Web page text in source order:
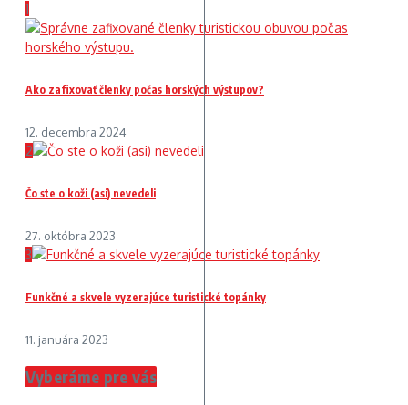
1
Ako zafixovať členky počas horských výstupov?
12. decembra 2024
2
Čo ste o koži (asi) nevedeli
27. októbra 2023
3
Funkčné a skvele vyzerajúce turistické topánky
11. januára 2023
Vyberáme pre vás